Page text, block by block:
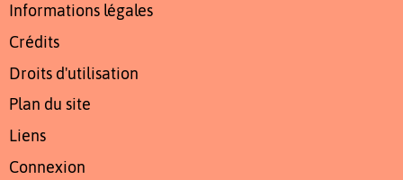
Informations légales
Crédits
Droits d'utilisation
Plan du site
Liens
Connexion